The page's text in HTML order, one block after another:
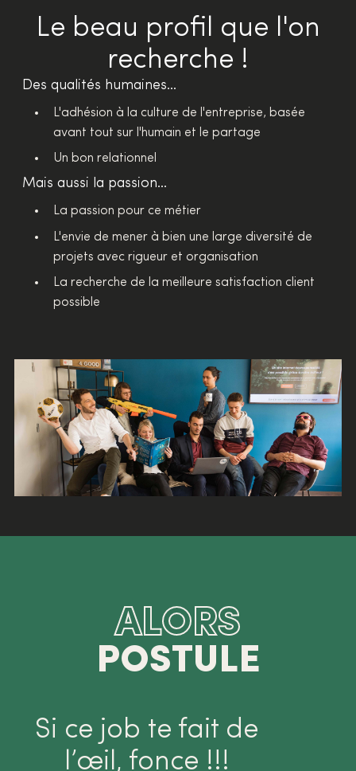
Le beau profil que l'on
recherche !
Des qualités humaines...
L'adhésion à la culture de l'entreprise, basée
avant tout sur l'humain et le partage
Un bon relationnel
Mais aussi la passion...
La passion pour ce métier
L'envie de mener à bien une large diversité de
projets avec rigueur et organisation
La recherche de la meilleure satisfaction client
possible
ALORS
POSTULE
Si ce job te fait de
l’œil, fonce !!!